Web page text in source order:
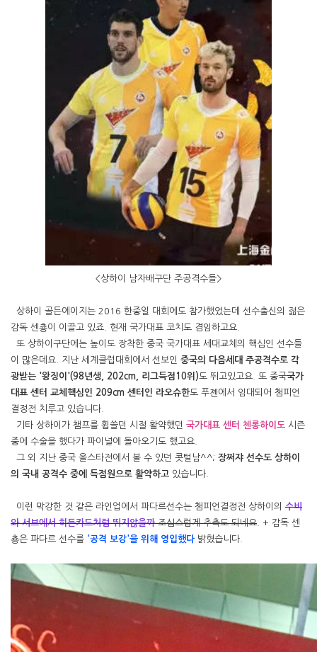
<상하이 남자배구단 주공격수들>
상하이 골든에이지는 2016 한중일 대회에도 참가했었는데 선수출신의 젊은
감독 센춍이 이끌고 있죠. 현재 국가대표 코치도 겸임하고요.
또 상하이구단에는 높이도 장착한 중국 국가대표 세대교체의 핵심인 선수들
이 많은데요. 지난 세계클럽대회에서 선보인 중국의 다음세대 주공격수로 각
광받는 '왕징이'(98년생, 202cm, 리그득점10위)도 뛰고있고요. 또 중국국가
대표 센터 교체핵심인 209cm 센터인 라오슈한도 푸졘에서 임대되어 챔피언
결정전 치루고 있습니다.
기타 상하이가 챔프를 휩쓸던 시절 활약했던 국가대표 센터 첸롱하이도 시즌
중에 수술을 했다가 파이널에 돌아오기도 했고요.
그 외 지난 중국 올스타전에서 볼 수 있던 콧털남^^; 장쩌쟈 선수도 상하이
의 국내 공격수 중에 득점원으로 활약하고 있습니다.
이런 막강한 것 같은 라인업에서 파다르선수는 챔피언결정전 상하이의 수비
와 서브에서 히든카드처럼 뛰지않을까조심스럽게 추측도 되네요 . + 감독 센
춍은 파다르 선수를 '공격 보강'을 위해 영입했다 밝혔습니다.